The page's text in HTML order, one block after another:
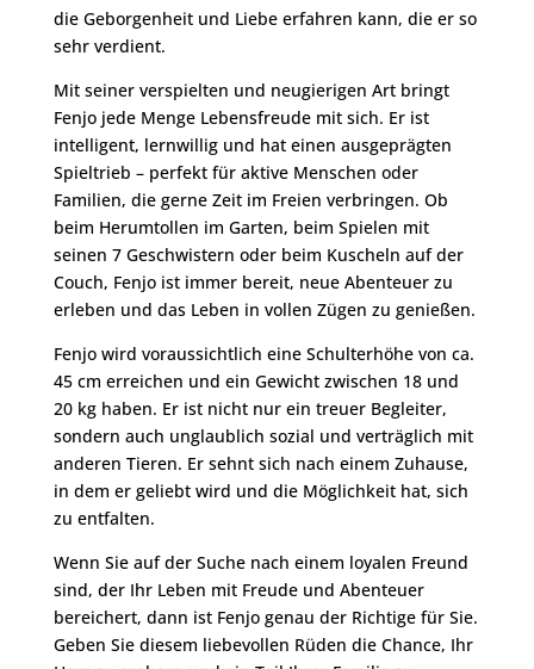
die Geborgenheit und Liebe erfahren kann, die er so
sehr verdient.
Mit seiner verspielten und neugierigen Art bringt
Fenjo jede Menge Lebensfreude mit sich. Er ist
intelligent, lernwillig und hat einen ausgeprägten
Spieltrieb – perfekt für aktive Menschen oder
Familien, die gerne Zeit im Freien verbringen. Ob
beim Herumtollen im Garten, beim Spielen mit
seinen 7 Geschwistern oder beim Kuscheln auf der
Couch, Fenjo ist immer bereit, neue Abenteuer zu
erleben und das Leben in vollen Zügen zu genießen.
Fenjo wird voraussichtlich eine Schulterhöhe von ca.
45 cm erreichen und ein Gewicht zwischen 18 und
20 kg haben. Er ist nicht nur ein treuer Begleiter,
sondern auch unglaublich sozial und verträglich mit
anderen Tieren. Er sehnt sich nach einem Zuhause,
in dem er geliebt wird und die Möglichkeit hat, sich
zu entfalten.
Wenn Sie auf der Suche nach einem loyalen Freund
sind, der Ihr Leben mit Freude und Abenteuer
bereichert, dann ist Fenjo genau der Richtige für Sie.
Geben Sie diesem liebevollen Rüden die Chance, Ihr